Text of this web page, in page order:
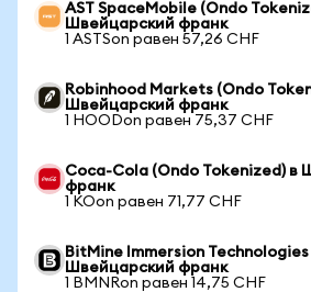
AST SpaceMobile (Ondo
Швейцарский франк
1 ASTSon равен 57,26 CHF
Robinhood Markets (Ondo
Швейцарский франк
1 HOODon равен 75,37 CHF
Coca-Cola (Ondo Tokenized) в
франк
1 KOon равен 71,77 CHF
BitMine Immersion
Швейцарский франк
1 BMNRon равен 14,75 CHF